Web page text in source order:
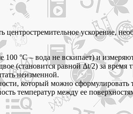
ускорение,
°С – вода не вскипает) и
(становится равной Δt/2) за время
неизменной.
который можно сформулировать
температур между ее